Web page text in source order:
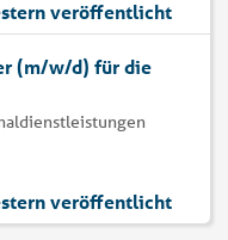
veröffentlicht
(m/w/d) für die
veröffentlicht